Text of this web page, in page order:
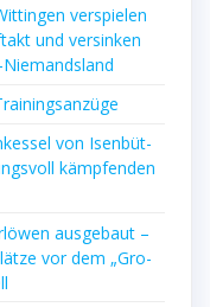
ver­spie­len
und ver­sin­ken
von Isen­büt­
kämp­fen­den
aus­ge­baut –
vor dem „Gro­